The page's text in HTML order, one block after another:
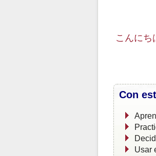
こんにち
Con
Usar